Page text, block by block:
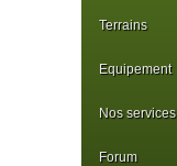
Terrains
Equipement
Nos services
Forum